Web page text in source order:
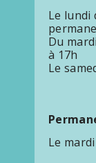
Le lundi
Du
à 17h
Le
Le